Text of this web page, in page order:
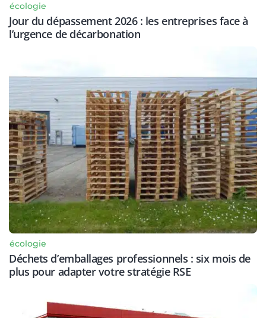
écologie
Jour du dépassement 2026 : les entreprises face à
l’urgence de décarbonation
écologie
Déchets d’emballages professionnels : six mois de
plus pour adapter votre stratégie RSE